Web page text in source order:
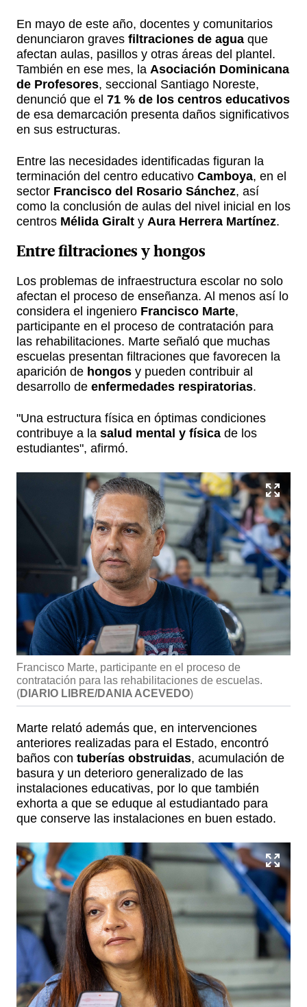
En mayo de este año, docentes y comunitarios
denunciaron graves filtraciones de agua que
afectan aulas, pasillos y otras áreas del plantel.
También en ese mes, la Asociación Dominicana
de Profesores, seccional Santiago Noreste,
denunció que el 71 % de los centros educativos
de esa demarcación presenta daños significativos
en sus estructuras.
Entre las necesidades identificadas figuran la
terminación del centro educativo Camboya, en el
sector Francisco del Rosario Sánchez, así
como la conclusión de aulas del nivel inicial en los
centros Mélida Giralt y Aura Herrera Martínez.
Entre filtraciones y hongos
Los problemas de infraestructura escolar no solo
afectan el proceso de enseñanza. Al menos así lo
considera el ingeniero Francisco Marte,
participante en el proceso de contratación para
las rehabilitaciones. Marte señaló que muchas
escuelas presentan filtraciones que favorecen la
aparición de hongos y pueden contribuir al
desarrollo de enfermedades respiratorias.
"Una estructura física en óptimas condiciones
contribuye a la salud mental y física de los
estudiantes", afirmó.
Francisco Marte, participante en el proceso de
contratación para las rehabilitaciones de escuelas.
(DIARIO LIBRE/DANIA ACEVEDO)
Marte relató además que, en intervenciones
anteriores realizadas para el Estado, encontró
baños con tuberías obstruidas, acumulación de
basura y un deterioro generalizado de las
instalaciones educativas, por lo que también
exhorta a que se eduque al estudiantado para
que conserve las instalaciones en buen estado.